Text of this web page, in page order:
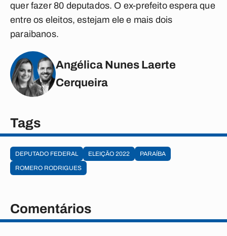
quer fazer 80 deputados. O ex-prefeito espera que
entre os eleitos, estejam ele e mais dois
paraibanos.
Angélica Nunes Laerte
Cerqueira
Tags
DEPUTADO FEDERAL ELEIÇÃO 2022
PARAÍBA
ROMERO RODRIGUES
Comentários